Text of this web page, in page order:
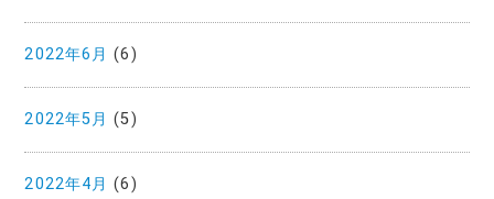
2022年6月 (6)
2022年5月 (5)
2022年4月 (6)